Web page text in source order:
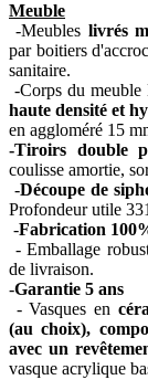
Meuble
-Meubles livrés
par boitiers
sanitaire.
-Corps du
haute densité et
en aggloméré 15
-Tiroirs double
coulisse amortie,
-Découpe de
Profondeur utile
-Fabrication
- Emballage
de livraison.
-Garantie 5 ans
- Vasques en
(au choix),
avec un
vasque acrylique